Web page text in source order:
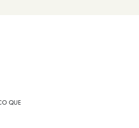
QUE